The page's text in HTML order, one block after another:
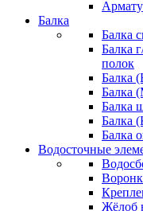
Балка
Балка
Балка
полок
Балка
Балка
Балка
Балка
Балка
Водосточные
Жёлоб